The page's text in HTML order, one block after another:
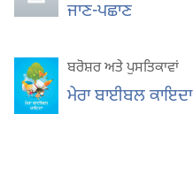
ਜਾਣ-ਪਛਾਣ
ਬਰੋਸ਼ਰ ਅਤੇ ਪੁਸਤਿਕਾਵਾਂ
ਮੇਰਾ ਬਾਈਬਲ ਕਾਇਦਾ